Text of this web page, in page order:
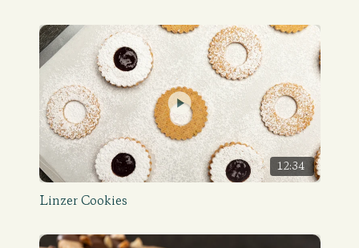
12:34
Linzer Cookies